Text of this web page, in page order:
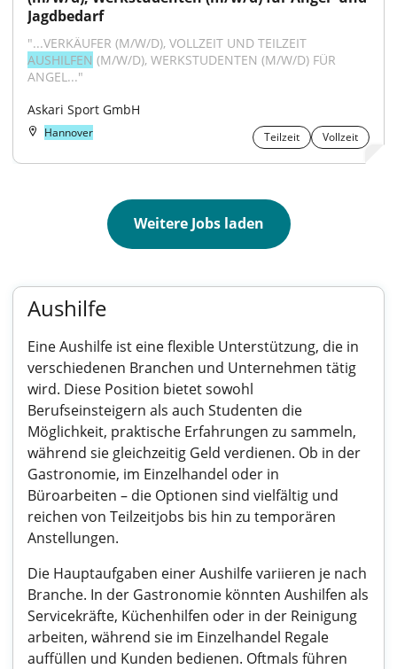
Jagdbedarf
AUSHILFEN (M/W/D), WERKSTUDENTEN (M/W/D) FÜR
ANGEL..."
Askari Sport GmbH
Hannover Teilzeit Vollzeit
Weitere Jobs laden
Aushilfe
Eine Aushilfe ist eine flexible Unterstützung, die in
verschiedenen Branchen und Unternehmen tätig
wird. Diese Position bietet sowohl
Berufseinsteigern als auch Studenten die
Möglichkeit, praktische Erfahrungen zu sammeln,
während sie gleichzeitig Geld verdienen. Ob in der
Gastronomie, im Einzelhandel oder in
Büroarbeiten – die Optionen sind vielfältig und
reichen von Teilzeitjobs bis hin zu temporären
Anstellungen.
Die Hauptaufgaben einer Aushilfe variieren je nach
Branche. In der Gastronomie könnten Aushilfen als
Servicekräfte, Küchenhilfen oder in der Reinigung
arbeiten, während sie im Einzelhandel Regale
auffüllen und Kunden bedienen. Oftmals führen